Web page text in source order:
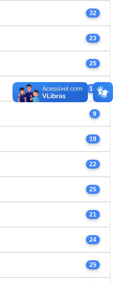
32
23
25
17
9
19
22
25
21
24
25